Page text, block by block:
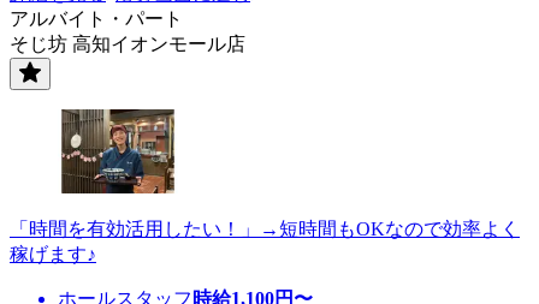
アルバイト・パート
そじ坊 高知イオンモール店
「時間を有効活用したい！」→短時間もOKなので効率よく
稼げます♪
ホールスタッフ 時給1,100円〜